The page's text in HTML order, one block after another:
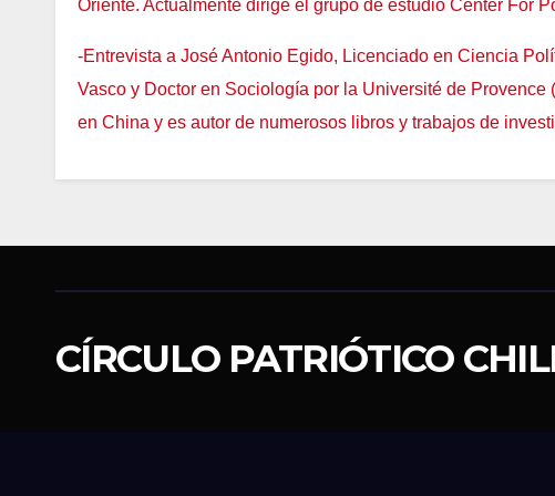
Oriente. Actualmente dirige el grupo de estudio Center For
-Entrevista a José Antonio Egido, Licenciado en Ciencia
Vasco y Doctor en Sociología por la Université de
en China y es autor de numerosos libros y trabajos de
CÍRCULO PATRIÓTICO